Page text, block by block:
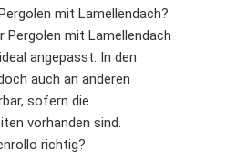
mit Lamellendach?
Pergolen mit Lamellendach
angepasst. In den
auch an anderen
sofern die
vorhanden sind.
richtig?